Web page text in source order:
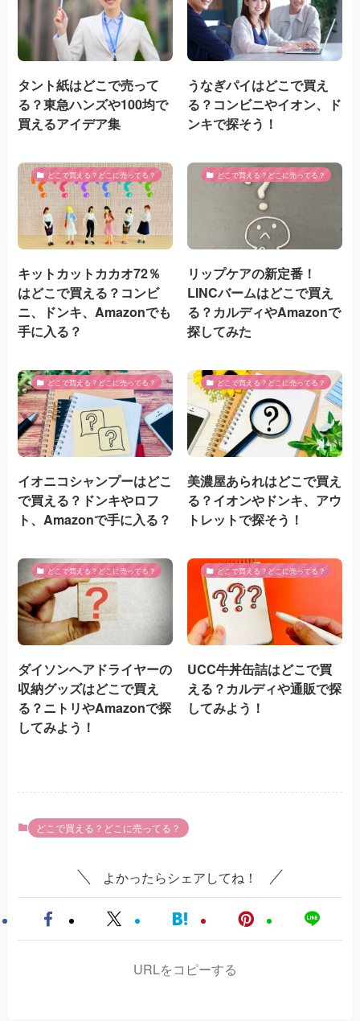
タント紙はどこで売って
る？東急ハンズや100均で
買えるアイデア集
うなぎパイはどこで買え
る？コンビニやイオン、ド
ンキで探そう！
どこで買える？どこに売ってる？
キットカットカカオ72％
はどこで買える？コンビ
ニ、ドンキ、Amazonでも
手に入る？
どこで買える？どこに売ってる？
リップケアの新定番！
LINCバームはどこで買え
る？カルディやAmazonで
探してみた
どこで買える？どこに売ってる？
イオニコシャンプーはどこ
で買える？ドンキやロフ
ト、Amazonで手に入る？
どこで買える？どこに売ってる？
美濃屋あられはどこで買え
る？イオンやドンキ、アウ
トレットで探そう！
どこで買える？どこに売ってる？
ダイソンヘアドライヤーの
収納グッズはどこで買え
る？ニトリやAmazonで探
してみよう！
どこで買える？どこに売ってる？
UCC牛丼缶詰はどこで買
える？カルディや通販で探
してみよう！
どこで買える？どこに売ってる？
よかったらシェアしてね！
URLをコピーする